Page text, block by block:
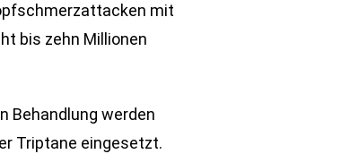
mit
bis zehn Millionen
Behandlung werden
Triptane eingesetzt.